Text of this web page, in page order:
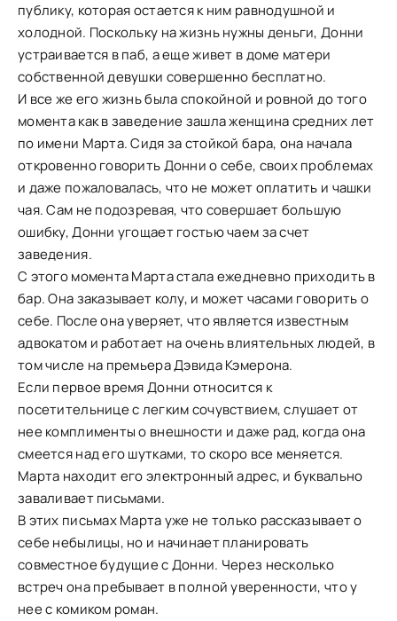
публику, которая остается к ним равнодушной и
холодной. Поскольку на жизнь нужны деньги, Донни
устраивается в паб, а еще живет в доме матери
собственной девушки совершенно бесплатно.
И все же его жизнь была спокойной и ровной до того
момента как в заведение зашла женщина средних лет
по имени Марта. Сидя за стойкой бара, она начала
откровенно говорить Донни о себе, своих проблемах
и даже пожаловалась, что не может оплатить и чашки
чая. Сам не подозревая, что совершает большую
ошибку, Донни угощает гостью чаем за счет
заведения.
С этого момента Марта стала ежедневно приходить в
бар. Она заказывает колу, и может часами говорить о
себе. После она уверяет, что является известным
адвокатом и работает на очень влиятельных людей, в
том числе на премьера Дэвида Кэмерона.
Если первое время Донни относится к
посетительнице с легким сочувствием, слушает от
нее комплименты о внешности и даже рад, когда она
смеется над его шутками, то скоро все меняется.
Марта находит его электронный адрес, и буквально
заваливает письмами.
В этих письмах Марта уже не только рассказывает о
себе небылицы, но и начинает планировать
совместное будущие с Донни. Через несколько
встреч она пребывает в полной уверенности, что у
нее с комиком роман.